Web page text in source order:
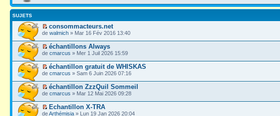
SUJETS
consommacteurs.net
de walmich » Mar 16 Fév 2016 13:40
échantillons Always
de cmarcus » Mer 1 Juil 2026 15:59
échantillon gratuit de WHISKAS
de cmarcus » Sam 6 Juin 2026 07:16
échantillon ZzzQuil Sommeil
de cmarcus » Mar 12 Mai 2026 09:28
Echantillon X-TRA
deArthémisia » Lun 19 Jan 2026 20:04